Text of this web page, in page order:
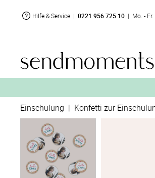
Hilfe & Service | 0221 956 725 10 | Mo. -
Einschulung | Konfetti zur